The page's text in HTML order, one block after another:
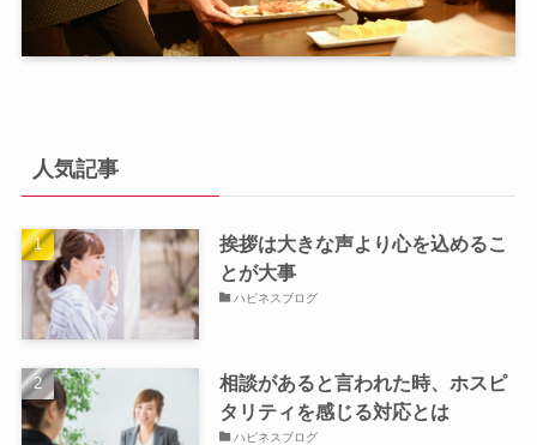
人気記事
挨拶は大きな声より心を込めるこ
とが大事
ハピネスブログ
相談があると言われた時、ホスピ
タリティを感じる対応とは
ハピネスブログ